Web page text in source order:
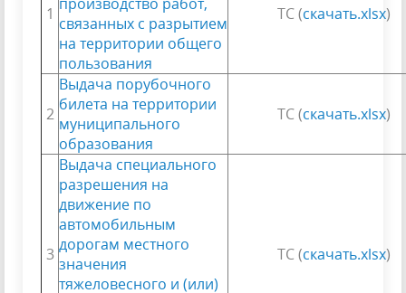
1 связанных с разрытием
на территории общего
пользования
ТС (скачать.xlsx)
2
Выдача порубочного
билета на территории
муниципального
образования
ТС (скачать.xlsx)
3
Выдача специального
разрешения на
движение по
автомобильным
дорогам местного
значения
тяжеловесного и (или)
ТС (скачать.xlsx)